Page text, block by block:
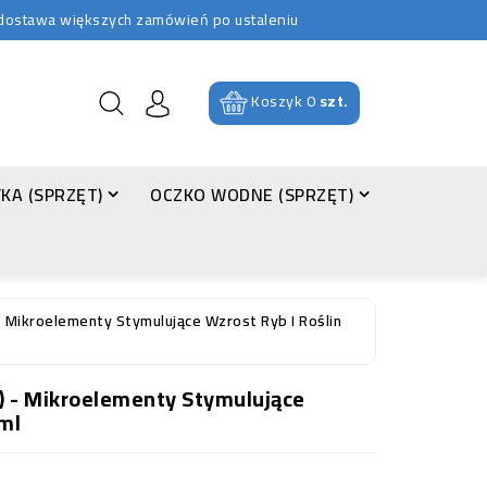
większych zamówień po ustaleniu
Koszyk0szt.
(SPRZĘT)
OCZKO WODNE (SPRZĘT)
Mikroelementy Stymulujące Wzrost Ryb I Roślin
- Mikroelementy Stymulujące